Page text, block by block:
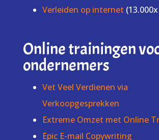
Verleiden op internet
Online trainingen
ondernemers
Vet Veel Verdienen via
Verkoopgesprekken
Extreme Omzet met Online
Epic E-mail Copywriting